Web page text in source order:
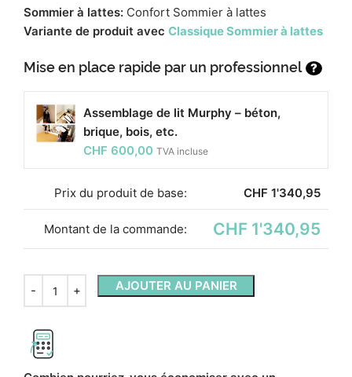
Sommier à lattes: Confort Sommier à lattes
Variante de produit avec Classique Sommier à lattes
Mise en place rapide par un professionnel ?
Assemblage de lit Murphy – béton,
brique, bois, etc.
CHF 600,00 TVA incluse
Prix ​​du produit de base: CHF 1'340,95
Montant de la commande: CHF 1'340,95
AJOUTER AU PANIER